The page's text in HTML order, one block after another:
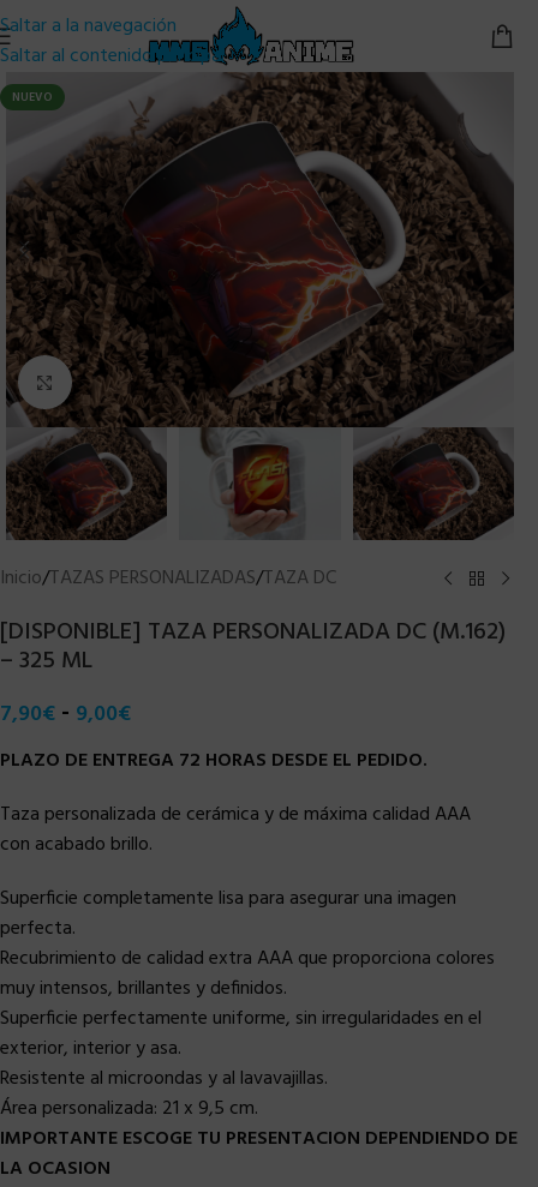
Saltar a la navegación
Saltar al contenido principal
NUEVO
Clic para ampliar
Inicio/TAZAS PERSONALIZADAS/TAZA DC
[DISPONIBLE] TAZA PERSONALIZADA DC (M.162)
– 325 ML
7,90€ - 9,00€
PLAZO DE ENTREGA 72 HORAS DESDE EL PEDIDO.
Taza personalizada de cerámica y de máxima calidad AAA
con acabado brillo.
Superficie completamente lisa para asegurar una imagen
perfecta.
Recubrimiento de calidad extra AAA que proporciona colores
muy intensos, brillantes y definidos.
Superficie perfectamente uniforme, sin irregularidades en el
exterior, interior y asa.
Resistente al microondas y al lavavajillas.
Área personalizada: 21 x 9,5 cm.
IMPORTANTE ESCOGE TU PRESENTACION DEPENDIENDO DE
LA OCASION